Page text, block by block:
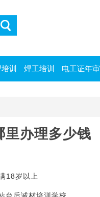
训 焊工培训 电工证年审
里办理多少钱
18岁以上